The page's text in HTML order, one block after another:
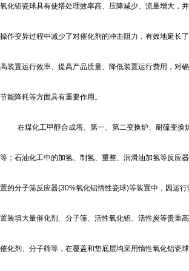
氧化铝瓷球具有使塔处理效率高、压降减少、流量增大，
操作变异过程中减少了对催化剂的冲击阻力，有效地延长
高装置运行效率、提高产品质量、降低装置运行费用，对
节能降耗等方面具有重要作用。
在煤化工甲醇合成塔、第一、第二变换炉、耐硫变换
等；石油化工中的加氢、制氢、重整、润滑油加氢等反应
置的分子筛反应器(30%氧化铝惰性瓷球)等装置中，因运
置装填大量催化剂、分子筛、活性氧化铝、活性炭等贵重
催化剂、分子筛等，在覆盖和垫底层均采用惰性氧化铝瓷球